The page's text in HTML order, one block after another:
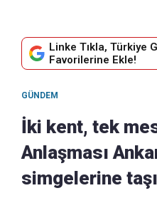
Linke Tıkla, Türkiye
Favorilerine Ekle!
GÜNDEM
İki kent, tek
Anlaşması
simgelerine